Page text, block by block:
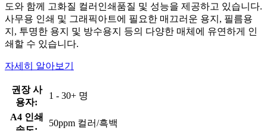
도와 함께 고화질 컬러인쇄품질 및 성능을 제공하고 있습니다.
사무용 인쇄 및 그래픽아트에 필요한 매끄러운 용지, 필름용
지, 투명한 용지 및 방수용지 등의 다양한 매체에 유연하게 인
쇄할 수 있습니다.
자세히 알아보기
권장 사
용자:
1 - 30+ 명
A4 인쇄
50ppm 컬러/흑백